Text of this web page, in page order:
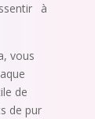
à
vous
de
de pur